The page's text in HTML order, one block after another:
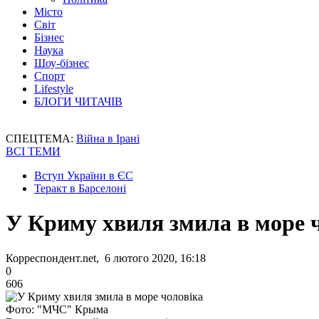
Місто
Світ
Бізнес
Наука
Шоу-бізнес
Спорт
Lifestyle
БЛОГИ ЧИТАЧІВ
СПЕЦТЕМА: Війна в Ірані
ВСІ ТЕМИ
Вступ України в ЄС
Теракт в Барселоні
У Криму хвиля змила в море
Корреспондент.net, 6 лютого 2020, 16:18
0
606
Фото: "МЧС" Крыма